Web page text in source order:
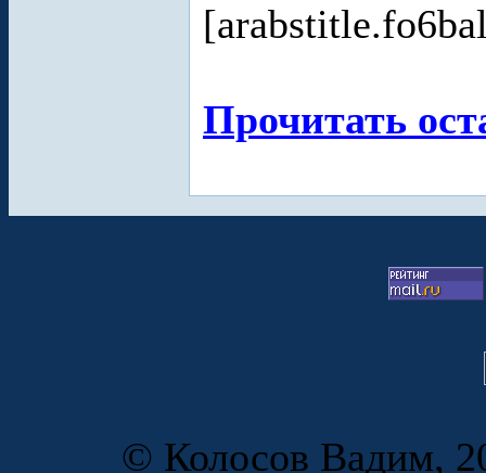
Прочитать
© Колосов Вадим,